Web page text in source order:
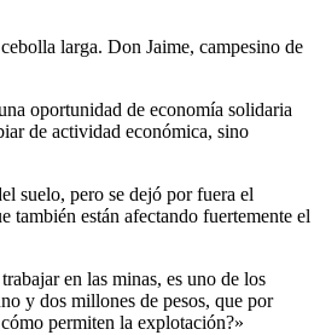
larga. Don Jaime, campesino de
oportunidad de economía solidaria
de actividad económica, sino
suelo, pero se dejó por fuera el
también están afectando fuertemente el
en las minas, es uno de los
y dos millones de pesos, que por
permiten la explotación?»